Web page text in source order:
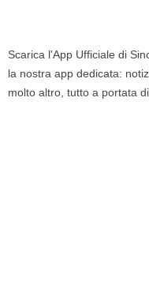
Scarica l'App Ufficiale di
la nostra app dedicata:
molto altro, tutto a portata